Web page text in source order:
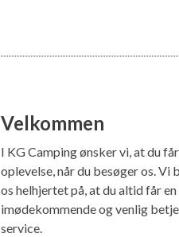
Velkommen
I KG Camping ønsker vi, at du
oplevelse, når du besøger os.
os helhjertet på, at du altid får
imødekommende og venlig
service.